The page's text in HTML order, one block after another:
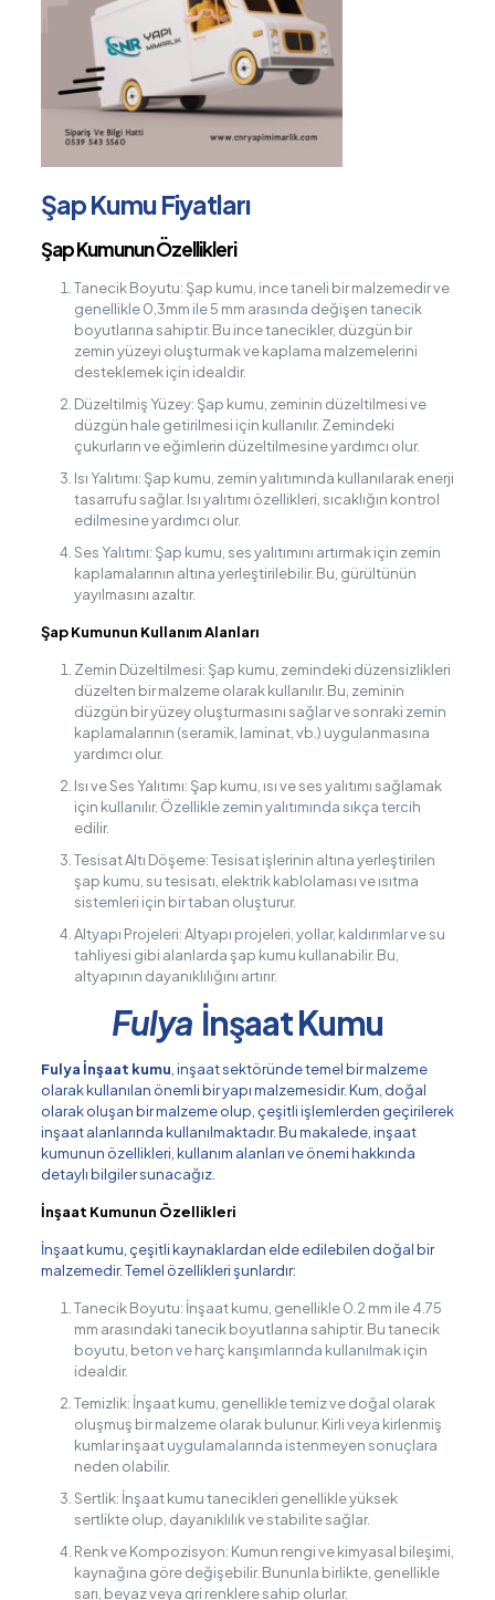
Şap Kumu Fiyatları
Şap Kumunun Özellikleri
Tanecik Boyutu: Şap kumu, ince taneli bir malzemedir ve
genellikle 0,3mm ile 5 mm arasında değişen tanecik
boyutlarına sahiptir. Bu ince tanecikler, düzgün bir
zemin yüzeyi oluşturmak ve kaplama malzemelerini
desteklemek için idealdir.
Düzeltilmiş Yüzey: Şap kumu, zeminin düzeltilmesi ve
düzgün hale getirilmesi için kullanılır. Zemindeki
çukurların ve eğimlerin düzeltilmesine yardımcı olur.
Isı Yalıtımı: Şap kumu, zemin yalıtımında kullanılarak enerji
tasarrufu sağlar. Isı yalıtımı özellikleri, sıcaklığın kontrol
edilmesine yardımcı olur.
Ses Yalıtımı: Şap kumu, ses yalıtımını artırmak için zemin
kaplamalarının altına yerleştirilebilir. Bu, gürültünün
yayılmasını azaltır.
Şap Kumunun Kullanım Alanları
Zemin Düzeltilmesi: Şap kumu, zemindeki düzensizlikleri
düzelten bir malzeme olarak kullanılır. Bu, zeminin
düzgün bir yüzey oluşturmasını sağlar ve sonraki zemin
kaplamalarının (seramik, laminat, vb.) uygulanmasına
yardımcı olur.
Isı ve Ses Yalıtımı: Şap kumu, ısı ve ses yalıtımı sağlamak
için kullanılır. Özellikle zemin yalıtımında sıkça tercih
edilir.
Tesisat Altı Döşeme: Tesisat işlerinin altına yerleştirilen
şap kumu, su tesisatı, elektrik kablolaması ve ısıtma
sistemleri için bir taban oluşturur.
Altyapı Projeleri: Altyapı projeleri, yollar, kaldırımlar ve su
tahliyesi gibi alanlarda şap kumu kullanabilir. Bu,
altyapının dayanıklılığını artırır.
Fulya İnşaat Kumu
Fulya İnşaat kumu , inşaat sektöründe temel bir malzeme
olarak kullanılan önemli bir yapı malzemesidir. Kum, doğal
olarak oluşan bir malzeme olup, çeşitli işlemlerden geçirilerek
inşaat alanlarında kullanılmaktadır. Bu makalede, inşaat
kumunun özellikleri, kullanım alanları ve önemi hakkında
detaylı bilgiler sunacağız.
İnşaat Kumunun Özellikleri
İnşaat kumu, çeşitli kaynaklardan elde edilebilen doğal bir
malzemedir. Temel özellikleri şunlardır:
Tanecik Boyutu: İnşaat kumu, genellikle 0.2 mm ile 4.75
mm arasındaki tanecik boyutlarına sahiptir. Bu tanecik
boyutu, beton ve harç karışımlarında kullanılmak için
idealdir.
Temizlik: İnşaat kumu, genellikle temiz ve doğal olarak
oluşmuş bir malzeme olarak bulunur. Kirli veya kirlenmiş
kumlar inşaat uygulamalarında istenmeyen sonuçlara
neden olabilir.
Sertlik: İnşaat kumu tanecikleri genellikle yüksek
sertlikte olup, dayanıklılık ve stabilite sağlar.
Renk ve Kompozisyon: Kumun rengi ve kimyasal bileşimi,
kaynağına göre değişebilir. Bununla birlikte, genellikle
sarı, beyaz veya gri renklere sahip olurlar.